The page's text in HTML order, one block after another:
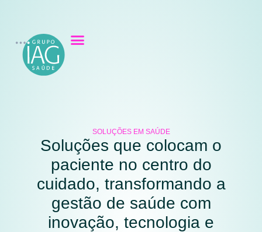
SOLUÇÕES EM SAÚDE
Soluções que colocam o
paciente no centro do
cuidado, transformando a
gestão de saúde com
inovação, tecnologia e